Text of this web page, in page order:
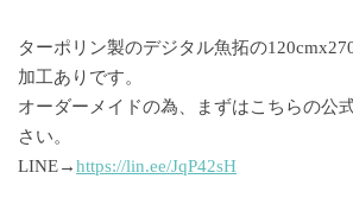
ターポリン製のデジタル魚拓の
加工ありです。
オーダーメイドの為、まずはこちらの公
さい。
LINE→https://lin.ee/JqP42sH